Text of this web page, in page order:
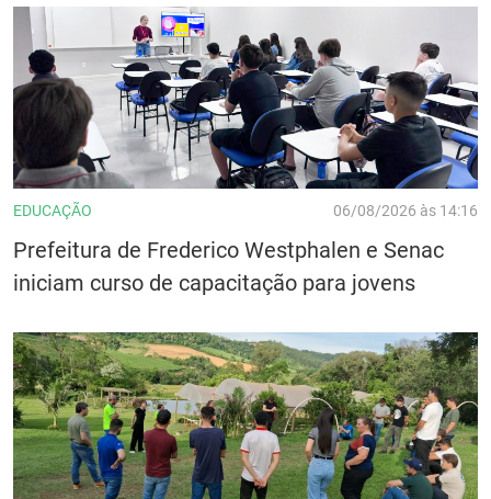
EDUCAÇÃO 06/08/2026 às 14:16
Prefeitura de Frederico Westphalen e Senac
iniciam curso de capacitação para jovens